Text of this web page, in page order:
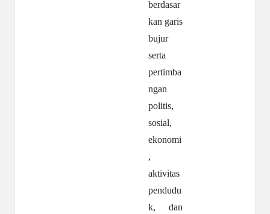
berdasar
kan garis
bujur
serta
pertimba
ngan
politis,
sosial,
ekonomi
,
aktivitas
pendudu
k, dan